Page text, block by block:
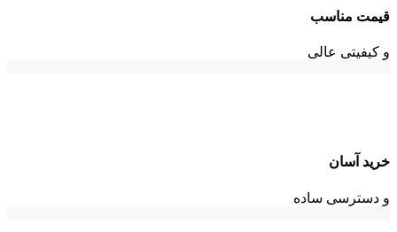
قیمت مناسب
و کیفیتی عالی
خرید آسان
و دسترسی ساده